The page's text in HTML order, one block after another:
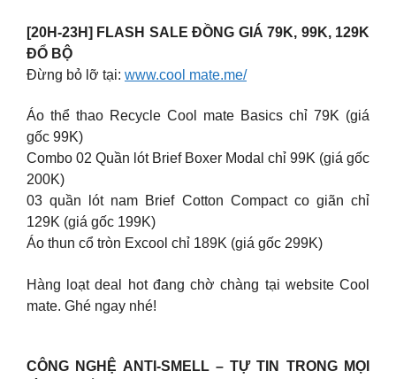
[20H-23H] FLASH SALE ĐỒNG GIÁ 79K, 99K, 129K
ĐỔ BỘ
Đừng bỏ lỡ tại: www.cool mate.me/
Áo thể thao Recycle Cool mate Basics chỉ 79K (giá
gốc 99K)
Combo 02 Quần lót Brief Boxer Modal chỉ 99K (giá gốc
200K)
03 quần lót nam Brief Cotton Compact co giãn chỉ
129K (giá gốc 199K)
Áo thun cổ tròn Excool chỉ 189K (giá gốc 299K)
Hàng loạt deal hot đang chờ chàng tại website Cool
mate. Ghé ngay nhé!
CÔNG NGHỆ ANTI-SMELL – TỰ TIN TRONG MỌI